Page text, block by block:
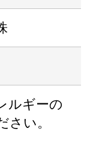
ルギーの
さい。